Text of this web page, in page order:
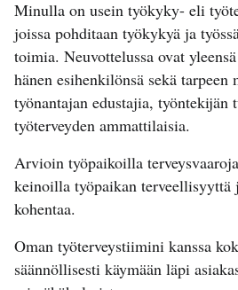
Minulla on usein työkyky- eli
joissa pohditaan työkykyä ja
toimia. Neuvottelussa ovat
hänen esihenkilönsä sekä tarpeen
työnantajan edustajia,
työterveyden ammattilaisia.
Arvioin työpaikoilla
keinoilla työpaikan
kohentaa.
Oman työterveystiimini kanssa
säännöllisesti käymään läpi